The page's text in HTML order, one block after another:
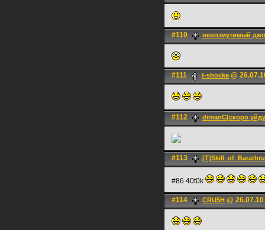
#110 невозмутимый джо
#111 t-shocke @
#112 dimanC[скоро
#113
#86 40t0k
#114 CRU5H @